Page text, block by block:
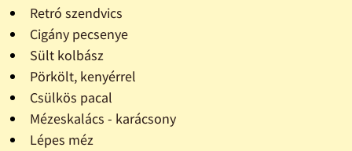
Retró szendvics
Cigány pecsenye
Sült kolbász
Pörkölt, kenyérrel
Csülkös pacal
Mézeskalács - karácsony
Lépes méz